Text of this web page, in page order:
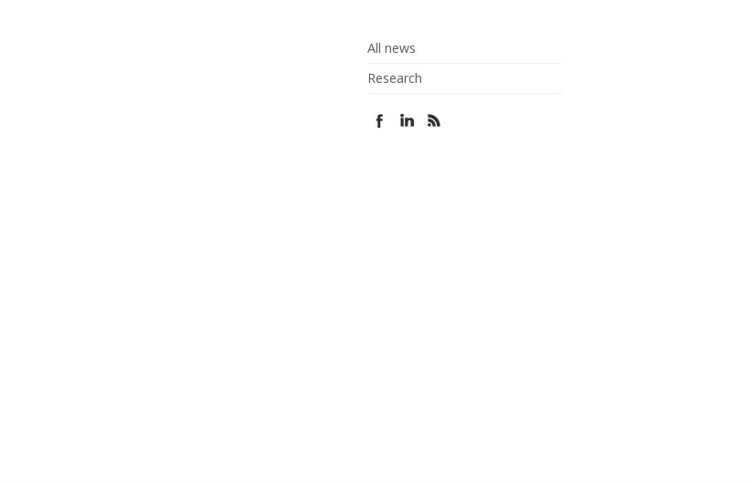
All news
Research